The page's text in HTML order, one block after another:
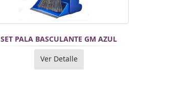
SET PALA BASCULANTE GM AZUL
Ver Detalle